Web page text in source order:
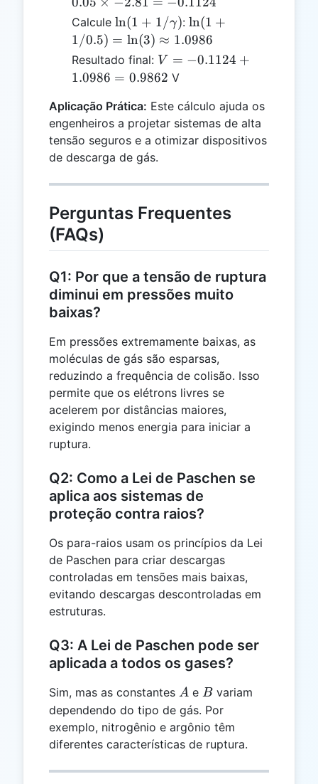
pd
\cdot
\ln(A
\cdot
pd)
0.05
\times
-0.1124
Calcule \ln(1 +
1/\gamma)
ln(1 + 1/γ): \ln(1 +
1/0.5)
=
1.0986
ln(1 +
1/0.5) = ln(3) ≈ 1.0986
Resultado final: V =
-0.1124
1.0986
=
0.9862
V = −0.1124 +
1.0986 = 0.9862 V
Aplicação Prática: Este cálculo ajuda os
engenheiros a projetar sistemas de alta
tensão seguros e a otimizar dispositivos
de descarga de gás.
Perguntas Frequentes
(FAQs)
Q1: Por que a tensão de ruptura
diminui em pressões muito
baixas?
Em pressões extremamente baixas, as
moléculas de gás são esparsas,
reduzindo a frequência de colisão. Isso
permite que os elétrons livres se
acelerem por distâncias maiores,
exigindo menos energia para iniciar a
ruptura.
Q2: Como a Lei de Paschen se
aplica aos sistemas de
proteção contra raios?
Os para-raios usam os princípios da Lei
de Paschen para criar descargas
controladas em tensões mais baixas,
evitando descargas descontroladas em
estruturas.
Q3: A Lei de Paschen pode ser
aplicada a todos os gases?
Sim, mas as constantes A
A e B
Bvariam
dependendo do tipo de gás. Por
exemplo, nitrogênio e argônio têm
diferentes características de ruptura.